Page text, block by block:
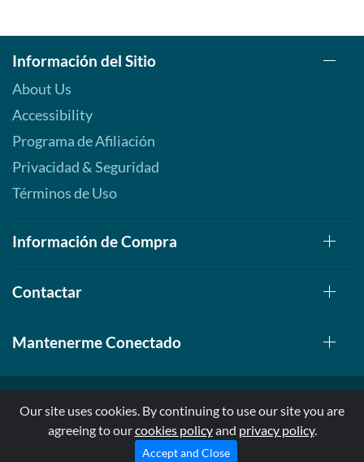
Información del Sitio
About Us
Accessibility
Programa de Afiliación
Privacidad & Seguridad
Términos de Uso
Información de Compra
Contactar
Mantenerme Conectado
© 1999-2026, AllStarHealth.com | All Rights Reserved
* Estas declaraciones no han sido evaluadas por la FDA
Our site uses cookies. By continuing to use our site you are
agreeing to ourcookies policyand privacy policy.
Accept and Close